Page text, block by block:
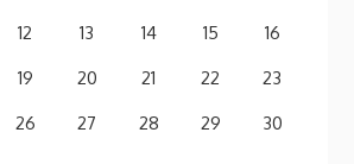
12 13 14 15
16
19 20 21 22
23
26 27 28 29
30